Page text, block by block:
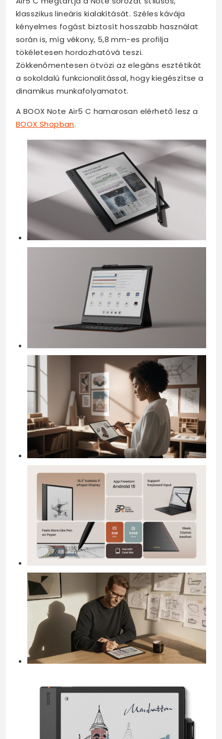
klasszikus lineáris kialakítását. Széles kávája
kényelmes fogást biztosít hosszabb használat
során is, míg vékony, 5,8 mm-es profilja
tökéletesen hordozhatóvá teszi.
Zökkenőmentesen ötvözi az elegáns esztétikát
a sokoldalú funkcionalitással, hogy kiegészítse a
dinamikus munkafolyamatot.
A BOOX Note Air5 C hamarosan elérhető lesz a
BOOX Shopban.